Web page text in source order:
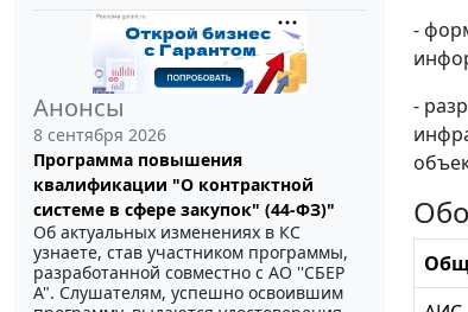
Анонсы
8 сентября 2026
Программа повышения
квалификации "О контрактной
системе в сфере закупок" (44-ФЗ)"
Об актуальных изменениях в КС
узнаете, став участником программы,
разработанной совместно с АО ''СБЕР
А". Слушателям, успешно освоившим
-
-